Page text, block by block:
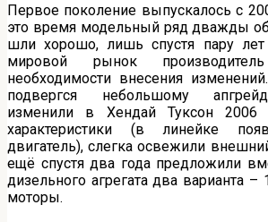
Первое поколение выпускалось с
это время модельный ряд дважды
шли хорошо, лишь спустя пару
мировой рынок
необходимости внесения
подвергся небольшому
изменили в Хендай Туксон 2006
характеристики (в линейке
двигатель), слегка освежили
ещё спустя два года предложили
дизельного агрегата два варианта
моторы.